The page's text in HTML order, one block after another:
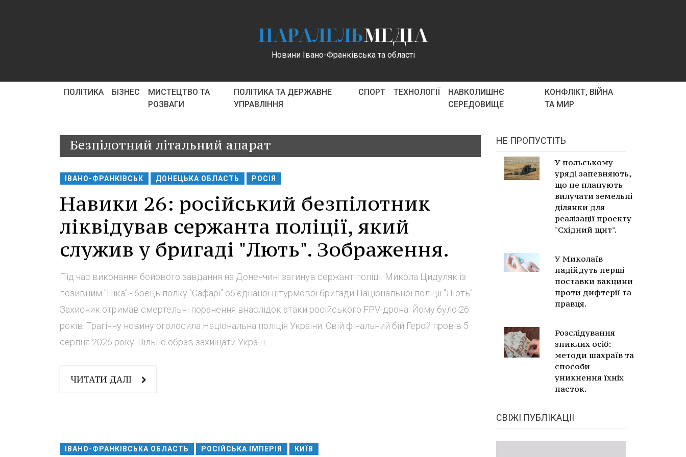
ПАРАЛЕЛЬМЕДІА
Новини Івано-Франківська та області
ПОЛІТИКА БІЗНЕС
МИСТЕЦТВО ТА
РОЗВАГИ
ПОЛІТИКА ТА ДЕРЖАВНЕ
УПРАВЛІННЯ
СПОРТ ТЕХНОЛОГІЇ
НАВКОЛИШНЄ
СЕРЕДОВИЩЕ
КОНФЛІКТ, ВІЙНА
ТА МИР
Безпілотний літальний апарат
ІВАНО-ФРАНКІВСЬК ДОНЕЦЬКА ОБЛАСТЬ РОСІЯ
Навики 26: російський безпілотник
ліквідував сержанта поліції, який
служив у бригаді "Лють". Зображення.
Під час виконання бойового завдання на Донеччині загинув сержант поліції Микола Цидуляк із
позивним "Піка" - боєць полку "Сафарі" об'єднаної штурмової бригади Національної поліції "Лють".
Захисник отримав смертельні поранення внаслідок атаки російського FPV-дрона. Йому було 26
років. Трагічну новину оголосила Національна поліція України. Свій фінальний бій Герой провів 5
серпня 2026 року. Вільно обрав захищати Україн...
ЧИТАТИ ДАЛІ
ІВАНО-ФРАНКІВСЬКА ОБЛАСТЬ РОСІЙСЬКА ІМПЕРІЯ КИЇВ
НЕ ПРОПУСТІТЬ
У польському
уряді запевняють,
що не планують
вилучати земельні
ділянки для
реалізації проекту
"Східний щит".
У Миколаїв
надійдуть перші
поставки вакцини
проти дифтерії та
правця.
Розслідування
зниклих осіб:
методи шахраїв та
способи
уникнення їхніх
пасток.
СВІЖІ ПУБЛІКАЦІЇ